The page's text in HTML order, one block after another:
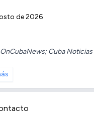
de 2026
OnCubaNews; Cuba Noticias